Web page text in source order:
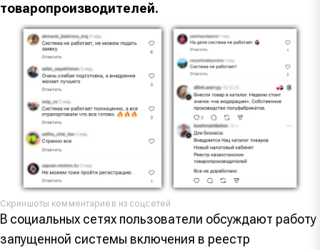
товаропроизводителей.
Скриншоты комментариев из соцсетей
В социальных сетях пользователи обсуждают работу
запущенной системы включения в реестр